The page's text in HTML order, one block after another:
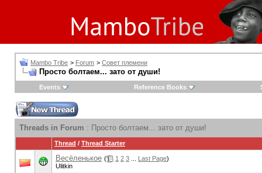
Mambo Tribe > Forum > Совет племени
Просто болтаем... зато от души!
Events Reference Books
Threads in Forum : Просто болтаем... зато от души!
Thread / Thread Starter
Весёленькое ( 1 2 3 Last Page)
Ulitkin